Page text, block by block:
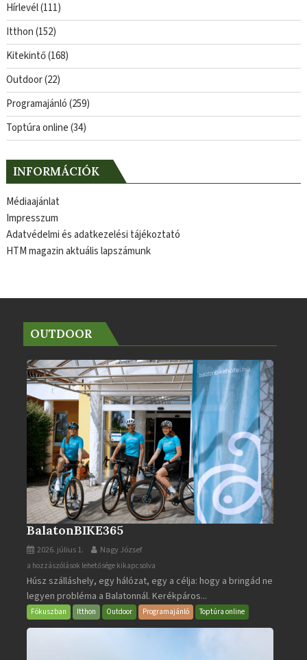
Hírlevél(111)
Itthon(152)
Kitekintő(168)
Outdoor(22)
Programajánló(259)
Toptúra online(34)
INFORMÁCIÓK
Médiaajánlat
Impresszum
Adatvédelmi és adatkezelési tájékoztató
HTM magazin aktuális lapszámunk
OUTDOOR
BalatonBIKE365
2026. július 1. Nagy József
BalatonBIKE365
bejegyzéshez
a hozzászólások lehetősége kikapcsolva
Húsz szálláshely, egy hálózat, egy a célja: hogy a bringád ne
legyen probléma a Balatonnál. Kerékpáros...
Fókuszban Itthon Outdoor Programajánló Toptúra online